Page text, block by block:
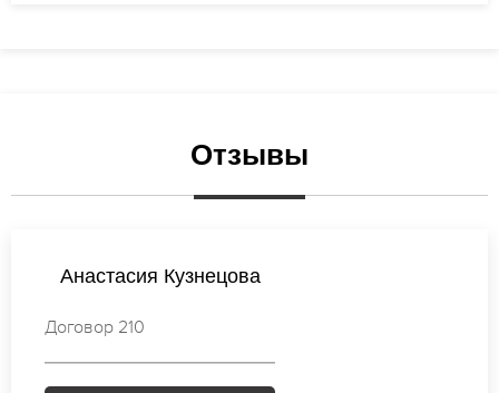
Отзывы
Татьяна Смирнова
Договор 625